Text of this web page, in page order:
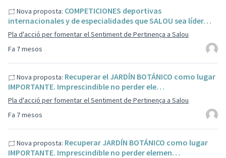
Fa 7 mesos
Nova proposta: COMPETICIONES deportivas
internacionales y de especialidades que SALOU sea líder…
Pla d'acció per fomentar el Sentiment de Pertinença a Salou
Fa 7 mesos
Nova proposta: Recuperar el JARDÍN BOTÁNICO como lugar
IMPORTANTE. Imprescindible no perder ele…
Pla d'acció per fomentar el Sentiment de Pertinença a Salou
Nova proposta: Recuperar JARDÍN BOTÁNICO como lugar
IMPORTANTE. Imprescindible no perder elemen…